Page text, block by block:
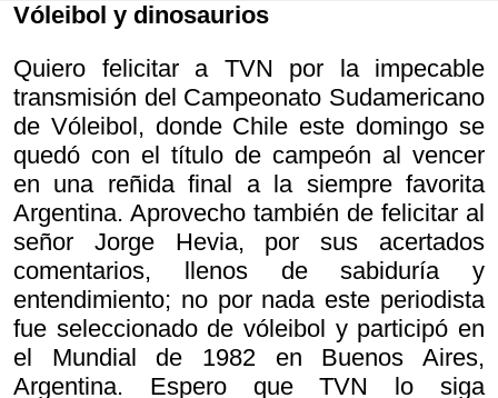
Vóleibol y dinosaurios
Quiero felicitar a TVN por la impecable
transmisión del Campeonato Sudamericano
de Vóleibol, donde Chile este domingo se
quedó con el título de campeón al vencer
en una reñida final a la siempre favorita
Argentina. Aprovecho también de felicitar al
señor Jorge Hevia, por sus acertados
comentarios, llenos de sabiduría y
entendimiento; no por nada este periodista
fue seleccionado de vóleibol y participó en
el Mundial de 1982 en Buenos Aires,
Argentina. Espero que TVN lo siga